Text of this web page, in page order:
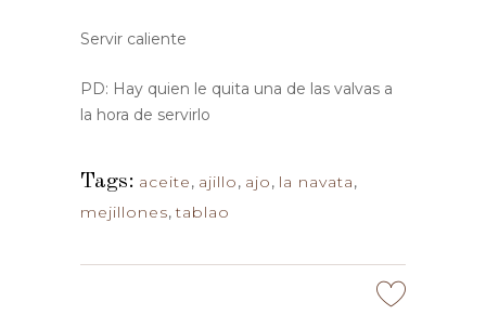
Servir caliente
PD: Hay quien le quita una de las valvas a
la hora de servirlo
Tags: aceite, ajillo, ajo, la navata,
mejillones,tablao